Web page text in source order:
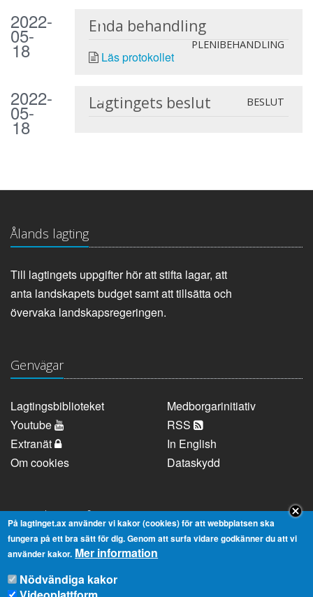
2022-
05-
18
Enda behandling
PLENIBEHANDLING
Läs protokollet
2022-
05-
18
Lagtingets beslut BESLUT
Ålands lagting
Till lagtingets uppgifter hör att stifta lagar, att
anta landskapets budget samt att tillsätta och
övervaka landskapsregeringen.
Genvägar
Lagtingsbiblioteket
Medborgarinitiativ
Youtube
RSS
Extranät
In English
Om cookies
Dataskydd
Kontaktuppgifter
Strandgatan 37, AX-22100 Mariehamn
Telefonnummer:
+358 18 25000
E-
info@lagtinget.ax
På lagtinget.ax använder vi kakor (cookies) för att webbplatsen ska
fungera på ett bra sätt för dig. Genom att surfa vidare godkänner du att vi
använder kakor. Mer information
Nödvändiga kakor